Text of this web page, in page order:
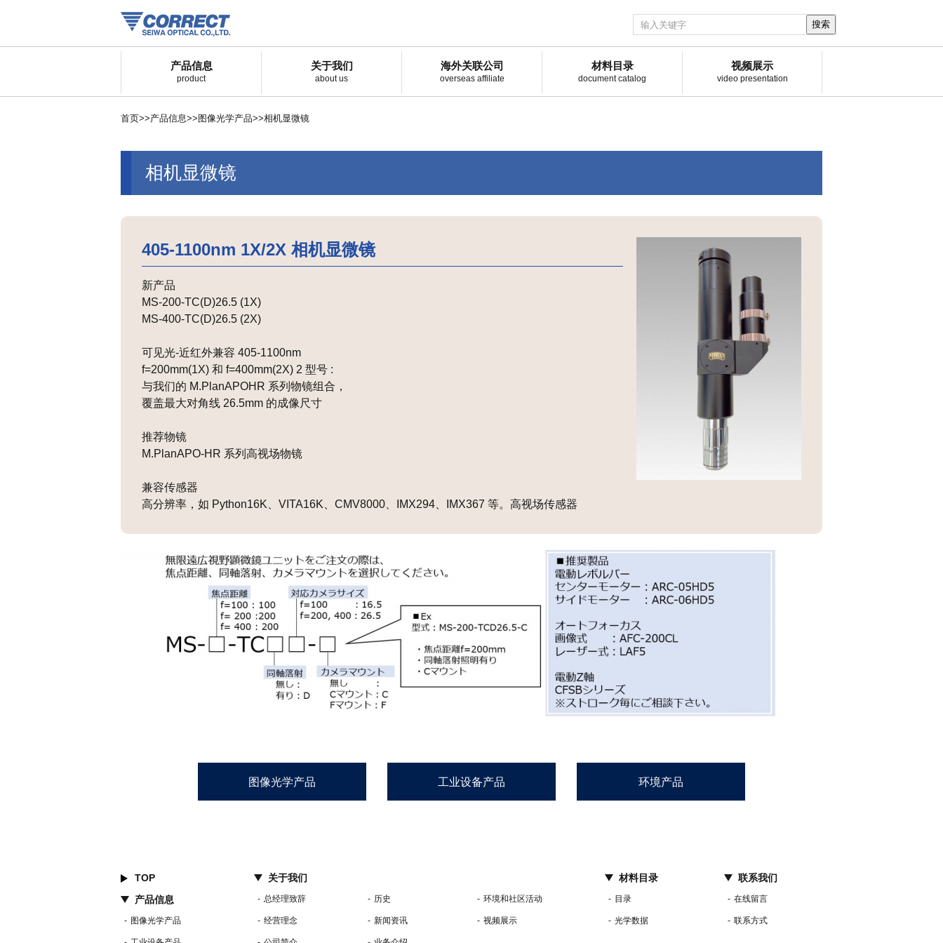
搜索
产品信息
product
关于我们
about us
海外关联公司
overseas affiliate
材料目录
document catalog
视频展示
video presentation
首页>>产品信息>> 图像光学产品>>相机显微镜
相机显微镜
405-1100nm 1X/2X 相机显微镜
新产品
MS-200-TC(D)26.5 (1X)
MS-400-TC(D)26.5 (2X)
可见光-近红外兼容 405-1100nm
f=200mm(1X) 和 f=400mm(2X) 2 型号 :
与我们的 M.PlanAPOHR 系列物镜组合，
覆盖最大对角线 26.5mm 的成像尺寸
推荐物镜
M.PlanAPO-HR 系列高视场物镜
兼容传感器
高分辨率，如 Python16K、VITA16K、CMV8000、IMX294、IMX367 等。高视场传感器
图像光学产品 工业设备产品 环境产品
TOP
产品信息
图像光学产品
关于我们
总经理致辞
经营理念
历史
新闻资讯
环境和社区活动
视频展示
材料目录
目录
光学数据
联系我们
在线留言
联系方式